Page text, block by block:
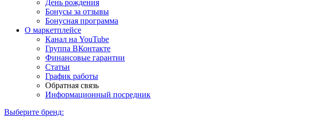
День рождения
Бонусы за отзывы
Бонусная программа
О маркетплейсе
Канал на YouTube
Группа ВКонтакте
Финансовые гарантии
Статьи
График работы
Обратная связь
Информационный посредник
Выберите бренд: